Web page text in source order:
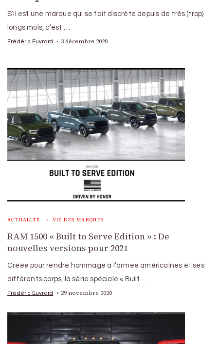
S’il est une marque qui se fait discrète depuis de très (trop)
longs mois, c’est …
Frédéric Euvrard 3 décembre 2020
ACTUALITÉ VIE DES MARQUES
RAM 1500 « Built to Serve Edition » : De
nouvelles versions pour 2021
Créée pour rendre hommage à l’armée américaines et ses
différents corps, la série spéciale « Built …
Frédéric Euvrard 29 novembre 2020